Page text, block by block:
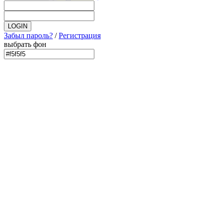
Забыл пароль? /Регистрация
выбрать фон